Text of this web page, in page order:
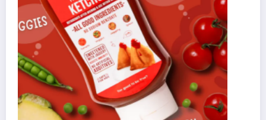
Plumbing Emergencies: Essential Guide for
Finding a Plumber Near Me
Home disclaimer Contact us About us Privacy Policy